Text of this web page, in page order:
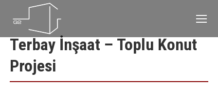
Terbay İnşaat – Toplu Konut
Projesi